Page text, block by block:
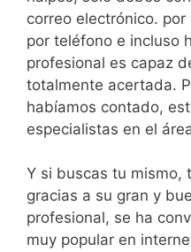
correo electrónico.
por teléfono e incluso
profesional es capaz
totalmente acertada.
habíamos contado,
especialistas en el
Y si buscas tu mismo,
gracias a su gran y
profesional, se ha
muy popular en